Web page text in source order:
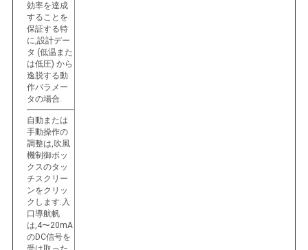
効率を達成
することを
保証する特
に,設計デー
タ (低温また
は低圧) から
逸脱する動
作パラメー
タの場合.
自動または
手動操作の
調整は,吹風
機制御ボッ
クスのタッ
チスクリー
ンをクリッ
クします.入
口導航帆
は,4〜20mA
のDC信号を